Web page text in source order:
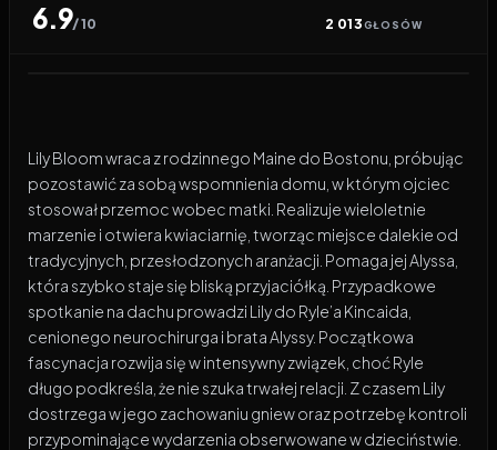
6.9/ 10 2 013GŁOSÓW
Lily Bloom wraca z rodzinnego Maine do Bostonu, próbując
pozostawić za sobą wspomnienia domu, w którym ojciec
stosował przemoc wobec matki. Realizuje wieloletnie
marzenie i otwiera kwiaciarnię, tworząc miejsce dalekie od
tradycyjnych, przesłodzonych aranżacji. Pomaga jej Alyssa,
która szybko staje się bliską przyjaciółką. Przypadkowe
spotkanie na dachu prowadzi Lily do Ryle’a Kincaida,
cenionego neurochirurga i brata Alyssy. Początkowa
fascynacja rozwija się w intensywny związek, choć Ryle
długo podkreśla, że nie szuka trwałej relacji. Z czasem Lily
dostrzega w jego zachowaniu gniew oraz potrzebę kontroli
przypominające wydarzenia obserwowane w dzieciństwie.